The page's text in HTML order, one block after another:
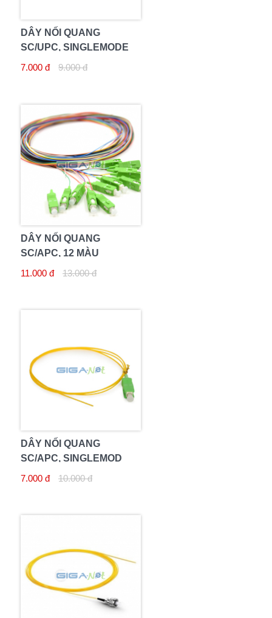
DÂY NỐI QUANG
SC/UPC, SINGLEMODE
7.000 đ
9.000 đ
DÂY NỐI QUANG
SC/APC, 12 MÀU
11.000 đ
13.000 đ
DÂY NỐI QUANG
SC/APC, SINGLEMOD
7.000 đ
10.000 đ